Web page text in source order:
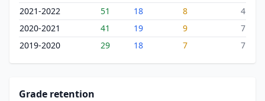
2021-2022
51 18 8
4
2020-2021
41 19 9
7
2019-2020
29 18 7 7
Grade retention